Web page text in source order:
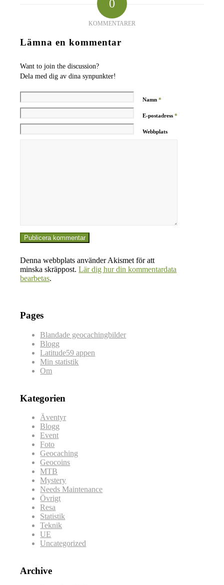
0
KOMMENTARER
Lämna en kommentar
Want to join the discussion?
Dela med dig av dina synpunkter!
Namn*
E-postadress*
Webbplats
Denna webbplats använder Akismet för att
minska skräppost.Lär dig hur din kommentardata
bearbetas.
Pages
Blandade geocachingbilder
Blogg
Latitude59 appen
Min statistik
Om
Kategorien
Äventyr
Blogg
Event
Foto
Geocaching
Geocoins
MTB
Mystery
Needs Maintenance
Övrigt
Resa
Statistik
Teknik
UE
Uncategorized
Archive